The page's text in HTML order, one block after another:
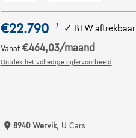
€22.790 1 ✓ BTW aftrekbaar
Vanaf €464,03/maand
Ontdek het volledige cijfervoorbeeld
8940 Wervik, U Cars